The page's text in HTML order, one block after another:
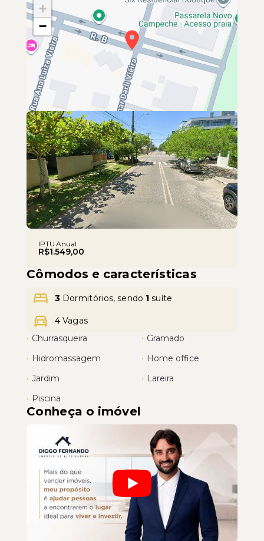
+
−
Leaflet
IPTU Anual
R$1.549,00
Cômodos e características
3 Dormitórios, sendo 1 suíte
4 Vagas
• Churrasqueira • Gramado
• Hidromassagem • Home office
• Jardim • Lareira
• Piscina
Conheça o imóvel